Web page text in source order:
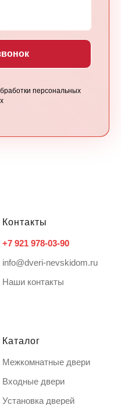
персональных
Контакты
+7 921 978-03-90
info@dveri-nevskidom.ru
Наши контакты
Каталог
Межкомнатные двери
Входные двери
Установка дверей